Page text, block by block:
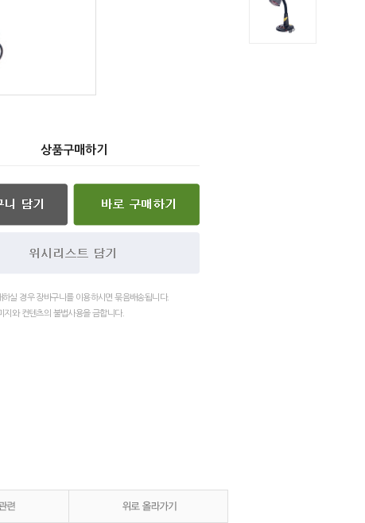
상품구매하기
실 경우 장바구니를 이용하시면 묶음배송됩니다.
지와 컨텐츠의 불법사용을 금합니다.